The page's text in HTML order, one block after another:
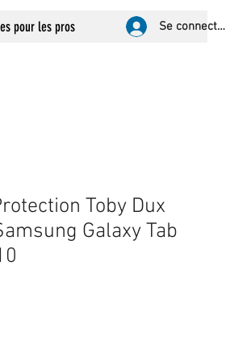
pour les pros Se connecter
Toby Dux
Galaxy Tab